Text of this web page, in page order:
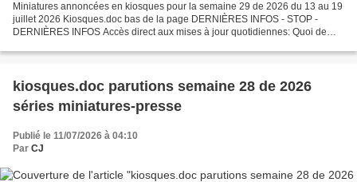
Miniatures annoncées en kiosques pour la semaine 29 de 2026 du 13 au 19
juillet 2026 Kiosques.doc bas de la page DERNIÈRES INFOS - STOP -
DERNIÈRES INFOS Accès direct aux mises à jour quotidiennes: Quoi de
kiosques.doc parutions semaine 28 de 2026
séries miniatures-presse
Publié le 11/07/2026 à 04:10
Par CJ